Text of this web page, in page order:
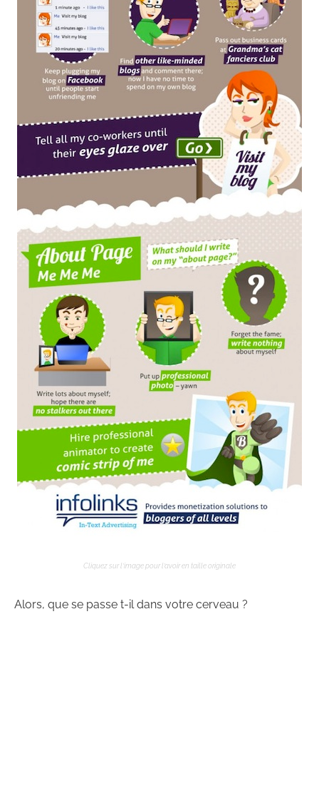
Cliquez sur l’image pour l’avoir en taille originale
Alors, que se passe t-il dans votre cerveau ?